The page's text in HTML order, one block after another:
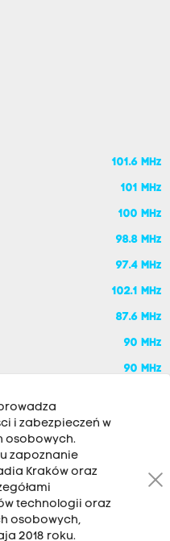
101.6 MHz
101 MHz
100 MHz
98.8 MHz
97.4 MHz
102.1 MHz
87.6 MHz
90 MHz
90 MHz
Słowackiego 22, 30-007
i zabezpieczeń w
osobowych.
zapoznanie
Kraków oraz
technologii oraz
osobowych,
2018 roku.